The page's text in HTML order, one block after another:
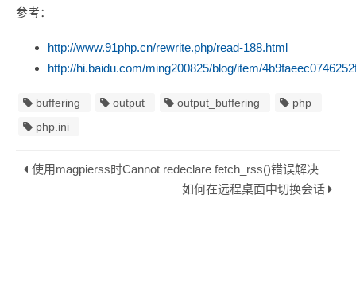
参考：
http://www.91php.cn/rewrite.php/read-188.html
http://hi.baidu.com/ming200825/blog/item/
buffering output output_buffering
php
php.ini
使用magpierss时Cannot redeclare fetch_rss()错误解决
如何在远程桌面中切换会话